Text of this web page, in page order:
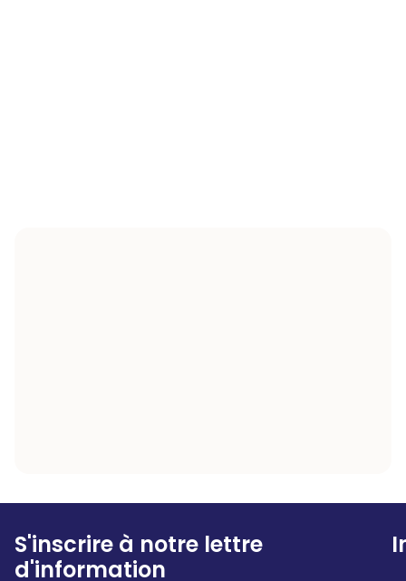
S'inscrire à notre lettre
d'information